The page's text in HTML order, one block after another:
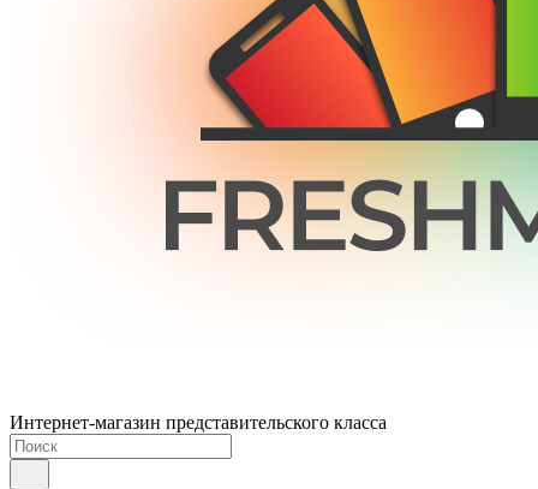
Интернет-магазин представительского класса